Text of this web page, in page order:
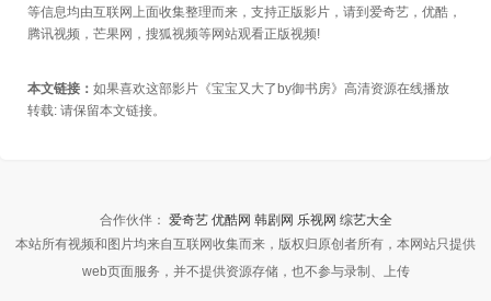
等信息均由互联网上面收集整理而来，支持正版影片，请到爱奇艺，优酷，
腾讯视频，芒果网，搜狐视频等网站观看正版视频!
本文链接： 如果喜欢这部影片《宝宝又大了by御书房》高清资源在线播放
转载: 请保留本文链接。
合作伙伴： 爱奇艺 优酷网 韩剧网 乐视网 综艺大全
本站所有视频和图片均来自互联网收集而来，版权归原创者所有，本网站只提供
web页面服务，并不提供资源存储，也不参与录制、上传